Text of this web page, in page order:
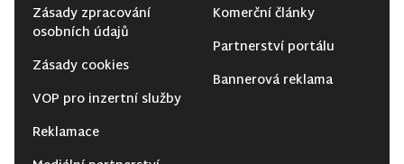
Zásady zpracování
osobních údajů
Zásady cookies
VOP pro inzertní služby
Reklamace
Komerční články
Partnerství portálu
Bannerová reklama